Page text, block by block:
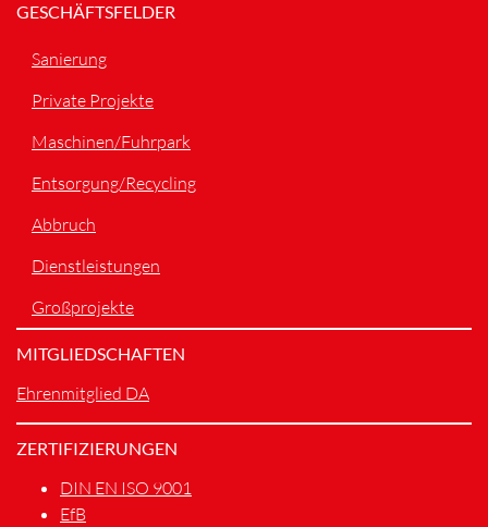
GESCHÄFTSFELDER
Sanierung
Private Projekte
Maschinen/Fuhrpark
Entsorgung/Recycling
Abbruch
Dienstleistungen
Großprojekte
MITGLIEDSCHAFTEN
Ehrenmitglied DA
ZERTIFIZIERUNGEN
DIN EN ISO 9001
EfB